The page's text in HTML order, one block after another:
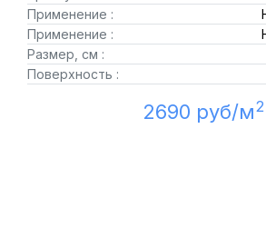
Применение :
Применение :
Размер, см :
Поверхность :
2690 руб/м2